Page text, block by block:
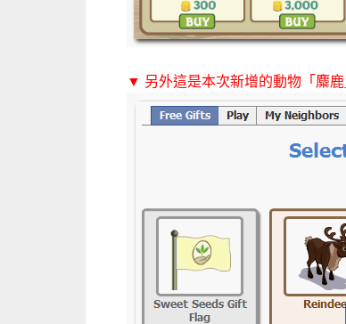
▼ 另外這是本次新增的動物「麋